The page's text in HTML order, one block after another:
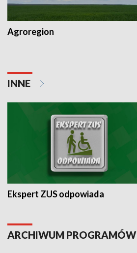
Agroregion
INNE
Ekspert ZUS odpowiada
ARCHIWUM PROGRAMÓW